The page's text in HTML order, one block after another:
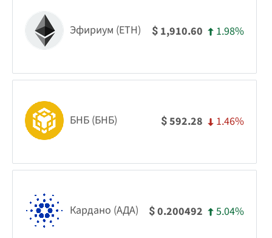
Эфириум (ETH) $ 1,910.60 1.98%
БНБ (БНБ) $592.28 1.46%
Кардано (АДА) $0.200492 5.04%